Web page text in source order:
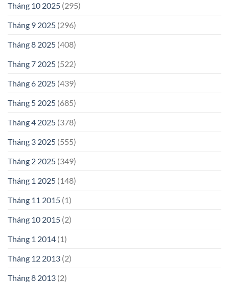
Tháng 10 2025 (295)
Tháng 9 2025 (296)
Tháng 8 2025 (408)
Tháng 7 2025 (522)
Tháng 6 2025 (439)
Tháng 5 2025 (685)
Tháng 4 2025 (378)
Tháng 3 2025 (555)
Tháng 2 2025 (349)
Tháng 1 2025 (148)
Tháng 11 2015 (1)
Tháng 10 2015 (2)
Tháng 1 2014 (1)
Tháng 12 2013 (2)
Tháng 8 2013 (2)